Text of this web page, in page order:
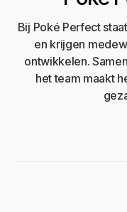
Bij Poké Perfect
en krijgen
ontwikkelen.
het team maakt